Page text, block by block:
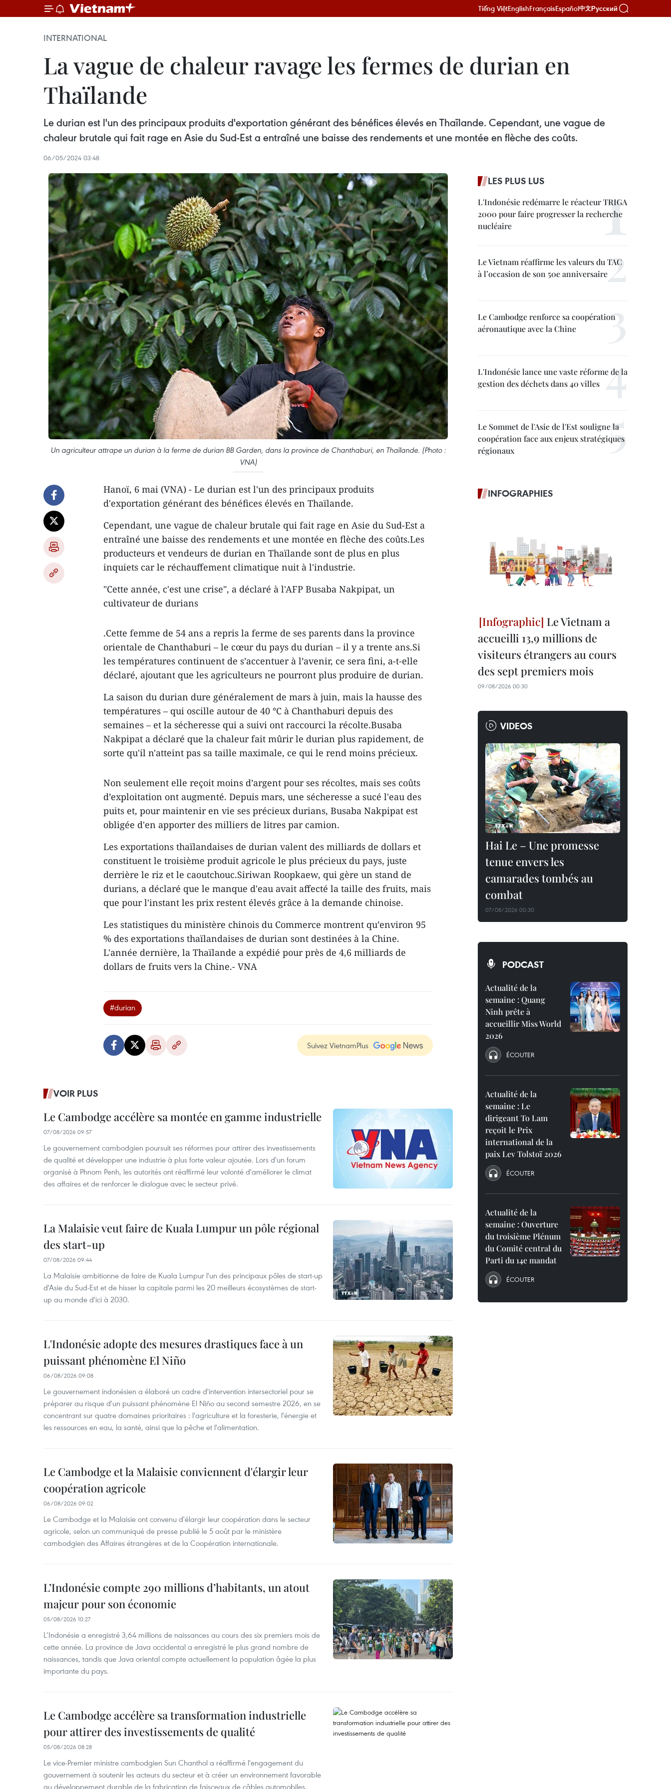
Tiếng ViệtEnglishFrançaisEspañol中文Русский
INTERNATIONAL
La vague de chaleur ravage les fermes de durian en
Thaïlande
Le durian est l'un des principaux produits d'exportation générant des bénéfices élevés en Thaïlande. Cependant, une vague de
chaleur brutale qui fait rage en Asie du Sud-Est a entraîné une baisse des rendements et une montée en flèche des coûts.
06/05/2024 03:48
Un agriculteur attrape un durian à la ferme de durian BB Garden, dans la province de Chanthaburi, en Thaïlande. (Photo :
VNA)
Hanoï, 6 mai (VNA) - Le durian est l'un des principaux produits
d'exportation générant des bénéfices élevés en Thaïlande.
Cependant, une vague de chaleur brutale qui fait rage en Asie du Sud-Est a
entraîné une baisse des rendements et une montée en flèche des coûts.Les
producteurs et vendeurs de durian en Thaïlande sont de plus en plus
inquiets car le réchauffement climatique nuit à l'industrie.
"Cette année, c'est une crise", a déclaré à l'AFP Busaba Nakpipat, un
cultivateur de durians
.Cette femme de 54 ans a repris la ferme de ses parents dans la province
orientale de Chanthaburi – le cœur du pays du durian – il y a trente ans.Si
les températures continuent de s’accentuer à l’avenir, ce sera fini, a-t-elle
déclaré, ajoutant que les agriculteurs ne pourront plus produire de durian.
La saison du durian dure généralement de mars à juin, mais la hausse des
températures – qui oscille autour de 40 °C à Chanthaburi depuis des
semaines – et la sécheresse qui a suivi ont raccourci la récolte.Busaba
Nakpipat a déclaré que la chaleur fait mûrir le durian plus rapidement, de
sorte qu'il n'atteint pas sa taille maximale, ce qui le rend moins précieux.
Non seulement elle reçoit moins d’argent pour ses récoltes, mais ses coûts
d’exploitation ont augmenté. Depuis mars, une sécheresse a sucé l'eau des
puits et, pour maintenir en vie ses précieux durians, Busaba Nakpipat est
obligée d'en apporter des milliers de litres par camion.
Les exportations thaïlandaises de durian valent des milliards de dollars et
constituent le troisième produit agricole le plus précieux du pays, juste
derrière le riz et le caoutchouc.Siriwan Roopkaew, qui gère un stand de
durians, a déclaré que le manque d'eau avait affecté la taille des fruits, mais
que pour l'instant les prix restent élevés grâce à la demande chinoise.
Les statistiques du ministère chinois du Commerce montrent qu’environ 95
% des exportations thaïlandaises de durian sont destinées à la Chine.
L'année dernière, la Thaïlande a expédié pour près de 4,6 milliards de
dollars de fruits vers la Chine.- VNA
#durian
Suivez VietnamPlus
VOIR PLUS
Le Cambodge accélère sa montée en gamme industrielle
07/08/2026 09:57
Le gouvernement cambodgien poursuit ses réformes pour attirer des investissements
de qualité et développer une industrie à plus forte valeur ajoutée. Lors d'un forum
organisé à Phnom Penh, les autorités ont réaffirmé leur volonté d'améliorer le climat
des affaires et de renforcer le dialogue avec le secteur privé.
La Malaisie veut faire de Kuala Lumpur un pôle régional
des start-up
07/08/2026 09:44
La Malaisie ambitionne de faire de Kuala Lumpur l'un des principaux pôles de start-up
d'Asie du Sud-Est et de hisser la capitale parmi les 20 meilleurs écosystèmes de start-
up au monde d'ici à 2030.
L'Indonésie adopte des mesures drastiques face à un
puissant phénomène El Niño
06/08/2026 09:08
Le gouvernement indonésien a élaboré un cadre d'intervention intersectoriel pour se
préparer au risque d'un puissant phénomène El Niño au second semestre 2026, en se
concentrant sur quatre domaines prioritaires : l'agriculture et la foresterie, l'énergie et
les ressources en eau, la santé, ainsi que la pêche et l'alimentation.
Le Cambodge et la Malaisie conviennent d'élargir leur
coopération agricole
06/08/2026 09:02
Le Cambodge et la Malaisie ont convenu d'élargir leur coopération dans le secteur
agricole, selon un communiqué de presse publié le 5 août par le ministère
cambodgien des Affaires étrangères et de la Coopération internationale.
L’Indonésie compte 290 millions d’habitants, un atout
majeur pour son économie
05/08/2026 10:27
L’Indonésie a enregistré 3,64 millions de naissances au cours des six premiers mois de
cette année. La province de Java occidental a enregistré le plus grand nombre de
naissances, tandis que Java oriental compte actuellement la population âgée la plus
importante du pays.
Le Cambodge accélère sa transformation industrielle
pour attirer des investissements de qualité
05/08/2026 08:28
Le vice-Premier ministre cambodgien Sun Chanthol a réaffirmé l'engagement du
gouvernement à soutenir les acteurs du secteur et à créer un environnement favorable
au développement durable de la fabrication de faisceaux de câbles automobiles,
LES PLUS LUS
L'Indonésie redémarre le réacteur TRIGA
2000 pour faire progresser la recherche
nucléaire
Le Vietnam réaffirme les valeurs du TAC
à l’occasion de son 50e anniversaire
Le Cambodge renforce sa coopération
aéronautique avec la Chine
L'Indonésie lance une vaste réforme de la
gestion des déchets dans 40 villes
Le Sommet de l'Asie de l'Est souligne la
coopération face aux enjeux stratégiques
régionaux
INFOGRAPHIES
Le Vietnam a
accueilli 13,9 millions de
visiteurs étrangers au cours
des sept premiers mois
09/08/2026 00:30
VIDEOS
Hai Le – Une promesse
tenue envers les
camarades tombés au
combat
07/08/2026 00:30
PODCAST
Actualité de la
semaine : Quang
Ninh prête à
accueillir Miss World
2026
ÉCOUTER
Actualité de la
semaine : Le
dirigeant To Lam
reçoit le Prix
international de la
paix Lev Tolstoï 2026
ÉCOUTER
Actualité de la
semaine : Ouverture
du troisième Plénum
du Comité central du
Parti du 14e mandat
ÉCOUTER